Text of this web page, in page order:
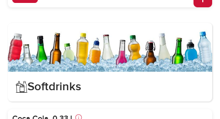
Softdrinks